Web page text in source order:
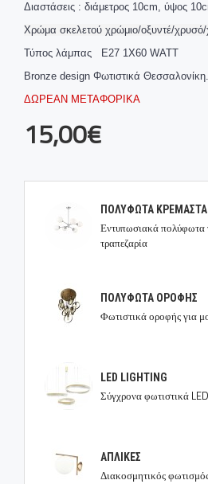
Διαστάσεις : διάμετρος 10cm, ύψος
Χρώμα σκελετού χρώμιο/οξυντέ/
Τύπος λάμπας E27 1Χ60 WATT
Bronze design Φωτιστικά Θεσσαλονίκη.
ΔΩΡΕΑΝ ΜΕΤΑΦΟΡΙΚΑ
15,00€
ΠΟΛΥΦΩΤΑ ΚΡΕΜΑΣΤΑ
Εντυπωσιακά πολύφωτα
τραπεζαρία
ΠΟΛΥΦΩΤΑ ΟΡΟΦΗΣ
Φωτιστικά οροφής για
LED LIGHTING
Σύγχρονα φωτιστικά
ΑΠΛΙΚΕΣ
Διακοσμητικός